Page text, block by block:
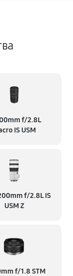
f/2.8L
IS USM
f/2.8L IS
USM Z
f/1.8 STM